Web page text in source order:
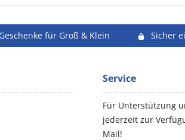
Geschenke für Groß & Klein Sicher
Service
Für Unterstützung
jederzeit zur
Mail!